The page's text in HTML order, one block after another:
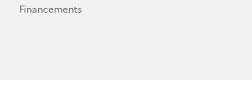
Financements